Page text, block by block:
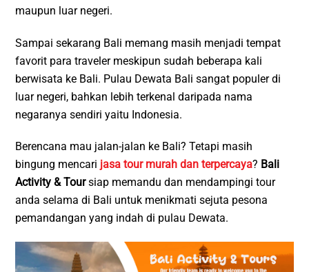
maupun luar negeri.
Sampai sekarang Bali memang masih menjadi tempat
favorit para traveler meskipun sudah beberapa kali
berwisata ke Bali. Pulau Dewata Bali sangat populer di
luar negeri, bahkan lebih terkenal daripada nama
negaranya sendiri yaitu Indonesia.
Berencana mau jalan-jalan ke Bali? Tetapi masih
bingung mencari jasa tour murah dan terpercaya? Bali
Activity & Toursiap memandu dan mendampingi tour
anda selama di Bali untuk menikmati sejuta pesona
pemandangan yang indah di pulau Dewata.